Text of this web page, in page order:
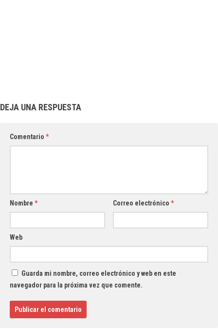
DEJA UNA RESPUESTA
Comentario *
Nombre * Correo electrónico*
Web
Guarda mi nombre, correo electrónico y web en este
navegador para la próxima vez que comente.